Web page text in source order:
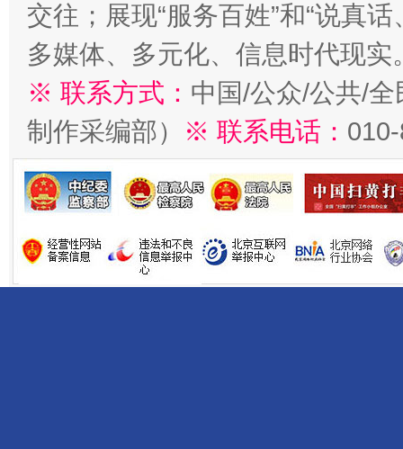
交往；展现“服务百姓”和“说真
多媒体、多元化、信息时代现实
※ 联系方式： 中国/公众/公共/
制作采编部）
※ 联系电话：